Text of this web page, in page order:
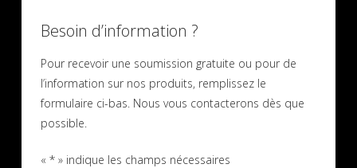
Besoin d’information ?
Pour recevoir une soumission gratuite ou pour de
l’information sur nos produits, remplissez le
formulaire ci-bas. Nous vous contacterons dès que
possible.
« *» indique les champs nécessaires